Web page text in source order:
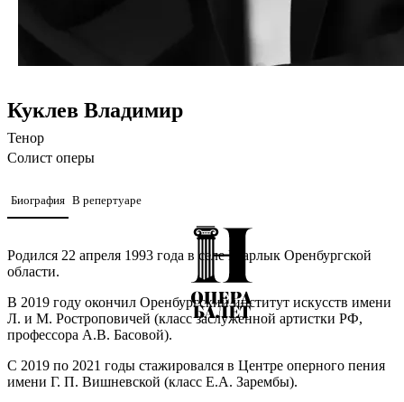
Куклев Владимир
Тенор
Солист оперы
Биография В репертуаре
Родился 22 апреля 1993 года в селе Шарлык Оренбургской
области.
В 2019 году окончил Оренбургский институт искусств имени
Л. и М. Ростроповичей (класс заслуженной артистки РФ,
профессора А.В. Басовой).
С 2019 по 2021 годы стажировался в Центре оперного пения
имени Г. П. Вишневской (класс Е.А. Зарембы).